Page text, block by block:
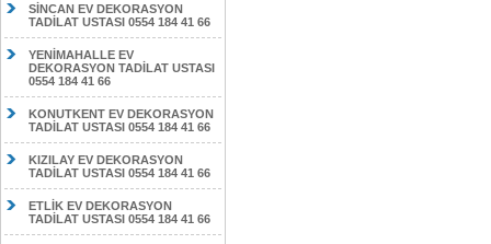
SİNCAN EV DEKORASYON
TADİLAT USTASI 0554 184 41 66
YENİMAHALLE EV
DEKORASYON TADİLAT USTASI
0554 184 41 66
KONUTKENT EV DEKORASYON
TADİLAT USTASI 0554 184 41 66
KIZILAY EV DEKORASYON
TADİLAT USTASI 0554 184 41 66
ETLİK EV DEKORASYON
TADİLAT USTASI 0554 184 41 66